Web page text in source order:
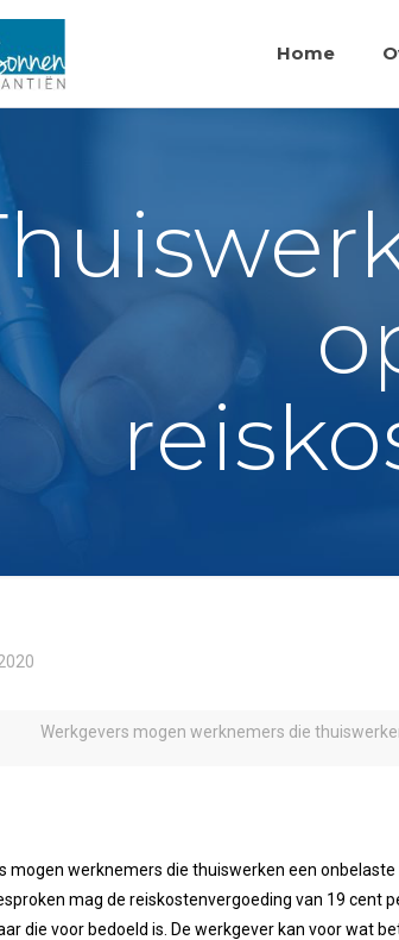
Home
Werkgevers mogen werknemers die
mogen werknemers die thuiswerken een
mag de reiskostenvergoeding van 19 cent
die voor bedoeld is. De werkgever kan voor wat